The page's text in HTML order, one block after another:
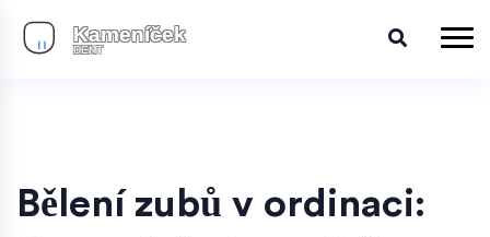
Bělení zubů v ordinaci: